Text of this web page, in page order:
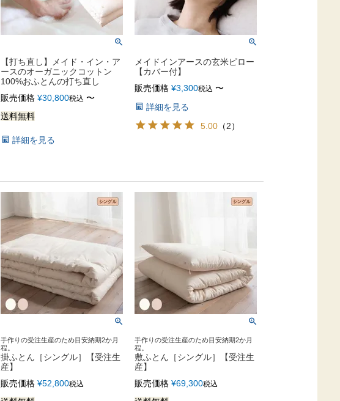
【打ち直し】メイド・イン・ア
ースのオーガニックコットン
100%おふとんの打ち直し
販売価格 ¥30,800税込 〜
送料無料
詳細を見る
メイドインアースの玄米ピロー
【カバー付】
販売価格 ¥3,300税込 〜
詳細を見る
5.00 （2）
手作りの受注生産のため目安納期2か月
程。
掛ふとん［シングル］【受注生
産】
販売価格 ¥52,800税込
手作りの受注生産のため目安納期2か月
程。
敷ふとん［シングル］【受注生
産】
販売価格 ¥69,300税込